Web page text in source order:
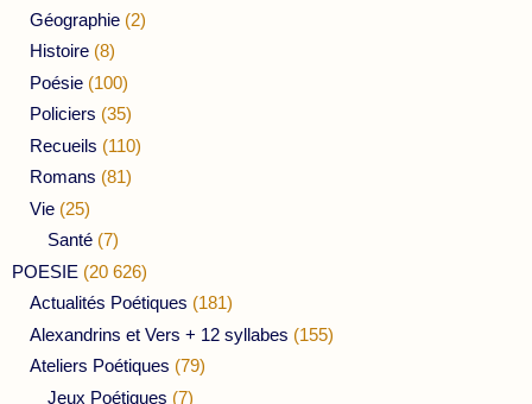
Géographie (2)
Histoire (8)
Poésie (100)
Policiers (35)
Recueils (110)
Romans (81)
Vie (25)
Santé (7)
POESIE (20 626)
Actualités Poétiques (181)
Alexandrins et Vers + 12 syllabes (155)
Ateliers Poétiques (79)
Jeux Poétiques (7)